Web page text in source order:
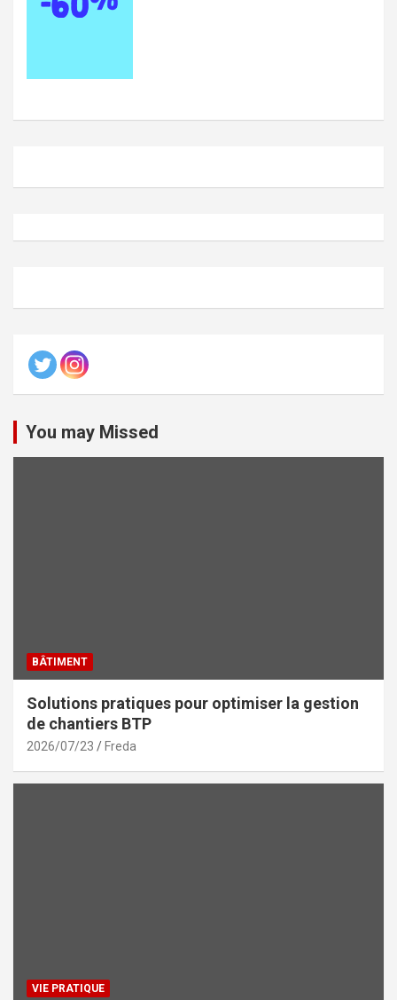
You may Missed
BÂTIMENT
Solutions pratiques pour optimiser la gestion
de chantiers BTP
2026/07/23 Freda
VIE PRATIQUE